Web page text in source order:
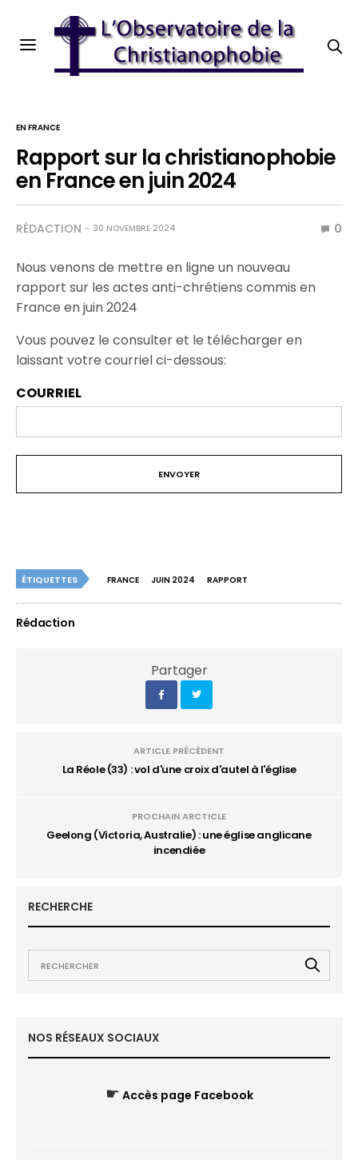
EN FRANCE
Rapport sur la christianophobie
en France en juin 2024
RÉDACTION 30 NOVEMBRE 2024 0
Nous venons de mettre en ligne un nouveau
rapport sur les actes anti-chrétiens commis en
France en juin 2024
Vous pouvez le consulter et le télécharger en
laissant votre courriel ci-dessous:
COURRIEL
ÉTIQUETTES FRANCE JUIN 2024 RAPPORT
Rédaction
Partager
ARTICLE PRÉCÉDENT
La Réole (33) : vol d'une croix d'autel à l'église
PROCHAIN ARCTICLE
Geelong (Victoria, Australie) : une église anglicane
incendiée
RECHERCHE
NOS RÉSEAUX SOCIAUX
☛ Accès page Facebook